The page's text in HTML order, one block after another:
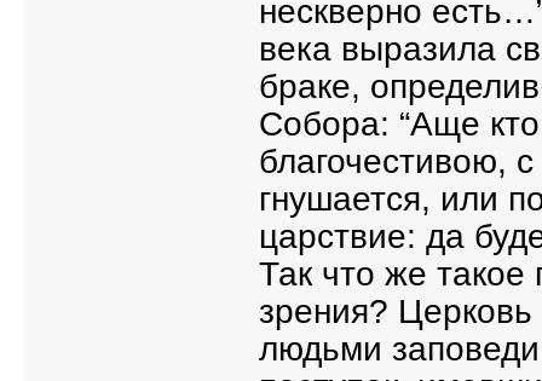
нескверно
века выразила
браке,
Собора: “Аще
благочестивою,
гнушается, или
царствие: да
Так что же такое
зрения?
людьми